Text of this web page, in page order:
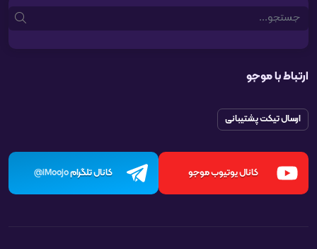
Search
ارتباط با موجو
ارسال تیکت پشتیبانی
کانال یوتیوب موجو کانال تلگرامiMoojo@